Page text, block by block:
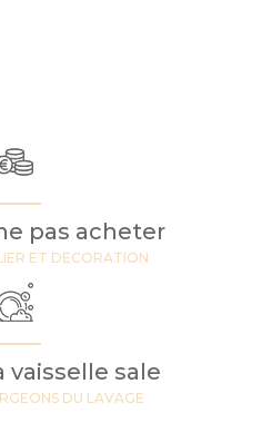
pas acheter
ET DECORATION
vaisselle sale
DU LAVAGE